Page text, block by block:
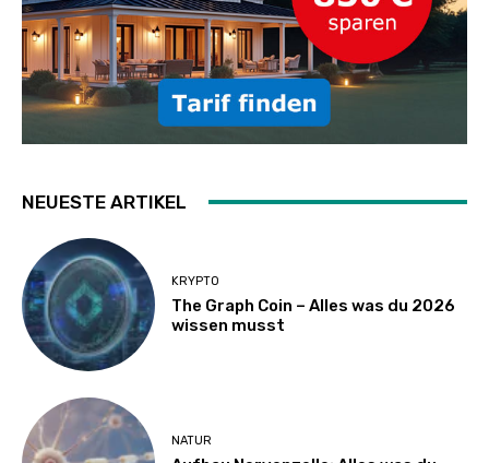
NEUESTE ARTIKEL
KRYPTO
The Graph Coin – Alles was du 2026
wissen musst
NATUR